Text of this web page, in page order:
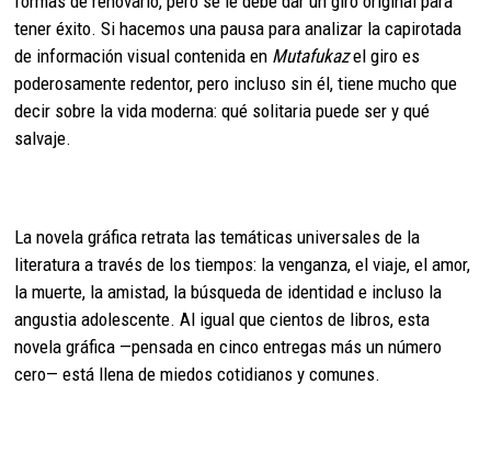
tener éxito. Si hacemos una pausa para analizar la capirotada
de información visual contenida en Mutafukazel giro es
poderosamente redentor, pero incluso sin él, tiene mucho que
decir sobre la vida moderna: qué solitaria puede ser y qué
salvaje.
La novela gráfica retrata las temáticas universales de la
literatura a través de los tiempos: la venganza, el viaje, el amor,
la muerte, la amistad, la búsqueda de identidad e incluso la
angustia adolescente. Al igual que cientos de libros, esta
novela gráfica —pensada en cinco entregas más un número
cero— está llena de miedos cotidianos y comunes.